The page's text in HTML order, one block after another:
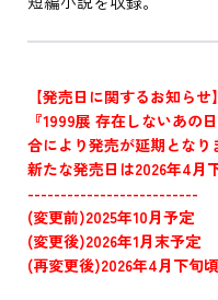
【発売日に関するお知らせ】
『1999展 存在しないあの
合により発売が延期となり
新たな発売日は2026年4月
--------------------------
(変更前)2025年10月予定
(変更後)2026年1月末予定
(再変更後)2026年4月下旬